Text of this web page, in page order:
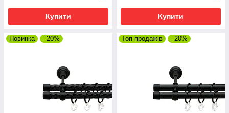
Купити Купити
Новинка –20% Топ продажів –20%